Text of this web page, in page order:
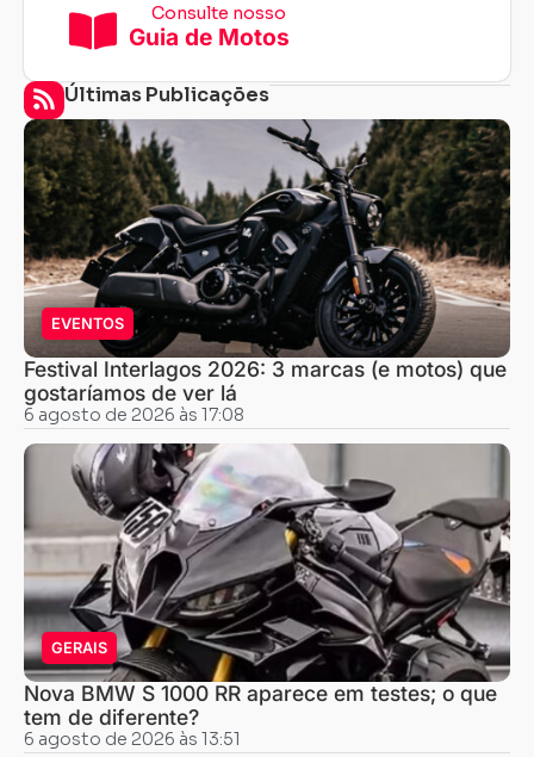
Consulte nosso
Guia de Motos
Últimas Publicações
EVENTOS
Festival Interlagos 2026: 3 marcas (e motos) que
gostaríamos de ver lá
6 agosto de 2026 às 17:08
GERAIS
Nova BMW S 1000 RR aparece em testes; o que
tem de diferente?
6 agosto de 2026 às 13:51